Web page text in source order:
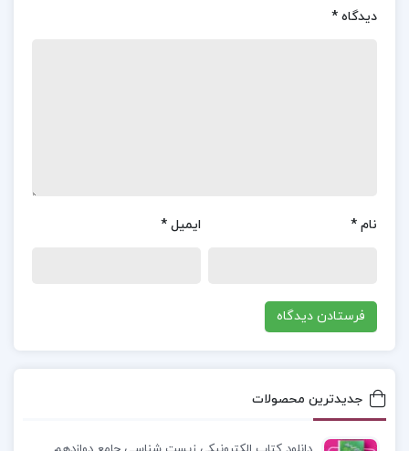
وسط‌های آبادی آب هنوز به آن اندازه گرما و حرکت
فصل مرگ و میر پیرهاست. از جاهای دیگر تجربه
جاهای دیگر یا دهات مرطوب شمالی بود یا وسط جلگه.
اما این‌جا دهی است در دامنۀ کوهی و سوزگیر و چه
معرفی کتاب نفرین زمین جلال آل احمد :
دیدگاه *
نام * ایمیل *
جدیدترین محصولات